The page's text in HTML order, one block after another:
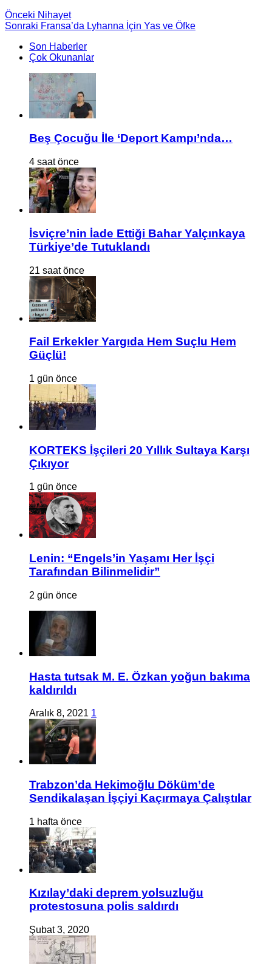
Önceki Nihayet
Sonraki Fransa’da Lyhanna İçin Yas ve Öfke
Son Haberler
Çok Okunanlar
Beş Çocuğu İle ‘Deport Kampı’nda…
4 saat önce
İsviçre’nin İade Ettiği Bahar Yalçınkaya
Türkiye’de Tutuklandı
21 saat önce
Fail Erkekler Yargıda Hem Suçlu Hem
Güçlü!
1 gün önce
KORTEKS İşçileri 20 Yıllık Sultaya Karşı
Çıkıyor
1 gün önce
Lenin: “Engels’in Yaşamı Her İşçi
Tarafından Bilinmelidir”
2 gün önce
Hasta tutsak M. E. Özkan yoğun bakıma
kaldırıldı
Aralık 8, 2021 1
Trabzon’da Hekimoğlu Döküm’de
Sendikalaşan İşçiyi Kaçırmaya Çalıştılar
1 hafta önce
Kızılay’daki deprem yolsuzluğu
protestosuna polis saldırdı
Şubat 3, 2020